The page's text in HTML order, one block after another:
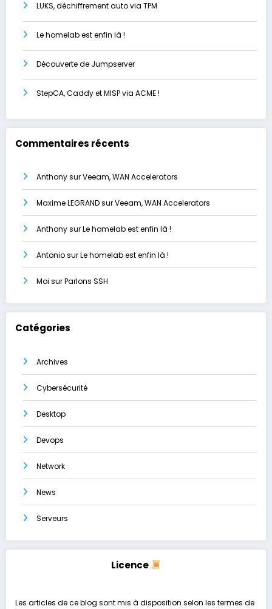
LUKS, déchiffrement auto via TPM
Le homelab est enfin là !
Découverte de Jumpserver
StepCA, Caddy et MISP via ACME !
Commentaires récents
AnthonysurVeeam, WAN Accelerators
Maxime LEGRANDsurVeeam, WAN Accelerators
AnthonysurLe homelab est enfin là !
AntoniosurLe homelab est enfin là !
Moi surParlons SSH
Catégories
Archives
Cybersécurité
Desktop
Devops
Network
News
Serveurs
Licence
Les articles de ce blog sont mis à disposition selon les termes de